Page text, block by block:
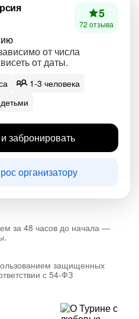
от числа
от даты.
5
72 отзыва
1-3 человека
забронировать
организатору
за 48 часов до начала —
защищенных
с 54-ФЗ